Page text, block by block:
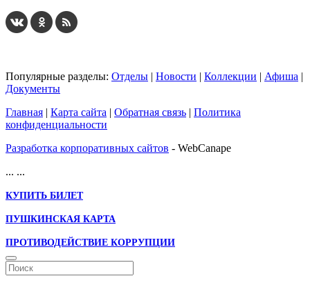
Популярные разделы: Отделы | Новости | Коллекции | Афиша |
Документы
Главная | Карта сайта | Обратная связь | Политика
конфиденциальности
Разработка корпоративных сайтов - WebCanape
... ...
КУПИТЬ БИЛЕТ
ПУШКИНСКАЯ КАРТА
ПРОТИВОДЕЙСТВИЕ КОРРУПЦИИ